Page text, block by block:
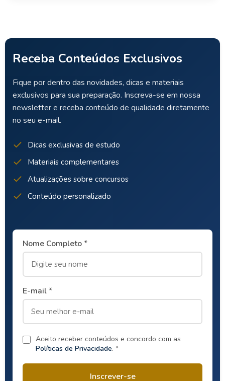
Receba Conteúdos Exclusivos
Fique por dentro das novidades, dicas e materiais
exclusivos para sua preparação. Inscreva-se em nossa
newsletter e receba conteúdo de qualidade diretamente
no seu e-mail.
Dicas exclusivas de estudo
Materiais complementares
Atualizações sobre concursos
Conteúdo personalizado
Nome Completo *
E-mail *
Aceito receber conteúdos e concordo com as
Políticas de Privacidade. *
Inscrever-se